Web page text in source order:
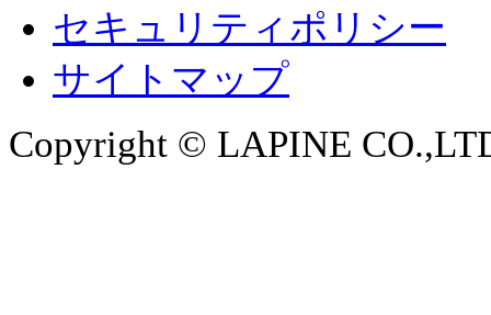
セキュリティポリシー
サイトマップ
Copyright © LAPINE